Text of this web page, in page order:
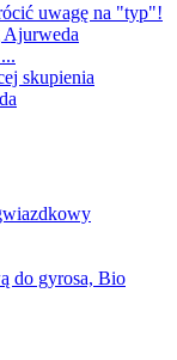
uwagę na "typ"!
Ajurweda
skupienia
do gyrosa, Bio